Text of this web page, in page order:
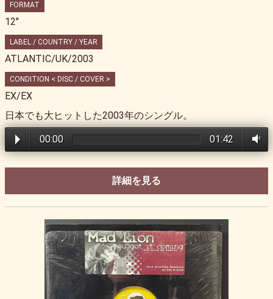
FORMAT
12"
LABEL / COUNTRY / YEAR
ATLANTIC/UK/2003
CONDITION < DISC / COVER >
EX/EX
日本でも大ヒットした2003年のシングル。
00:00 01:42
詳細を見る